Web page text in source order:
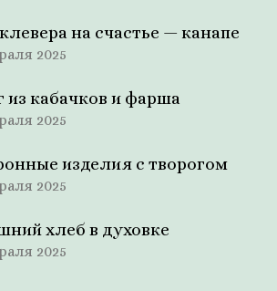
на счастье — канапе
2025
из кабачков и фарша
2025
изделия с творогом
2025
хлеб в духовке
2025